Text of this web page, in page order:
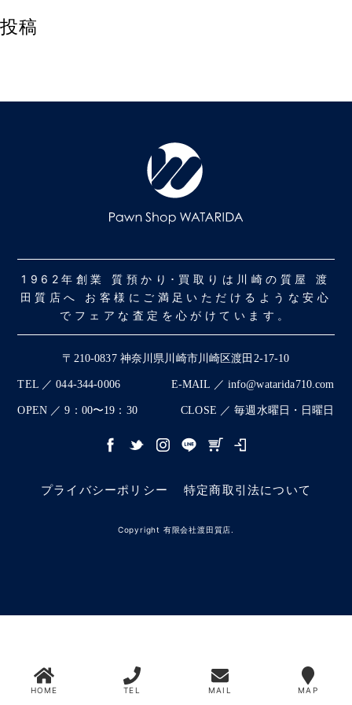
投稿
1962年創業 質預かり･買取りは川崎の質屋 渡
田質店へ お客様にご満足いただけるような安心
でフェアな査定を心がけています。
〒210-0837 神奈川県川崎市川崎区渡田2-17-10
TEL ／ 044-344-0006 E-MAIL ／ info@watarida710.com
OPEN ／ 9：00〜19：30 CLOSE ／ 毎週水曜日・日曜日
プライバシーポリシー 特定商取引法について
Copyright 有限会社渡田質店.
HOME TEL MAIL MAP